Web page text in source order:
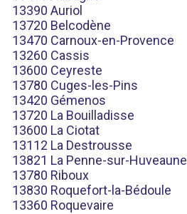
13390 Auriol
13720 Belcodène
13470 Carnoux-en-Provence
13260 Cassis
13600 Ceyreste
13780 Cuges-les-Pins
13420 Gémenos
13720 La Bouilladisse
13600 La Ciotat
13112 La Destrousse
13821 La Penne-sur-Huveaune
13780 Riboux
13830 Roquefort-la-Bédoule
13360 Roquevaire